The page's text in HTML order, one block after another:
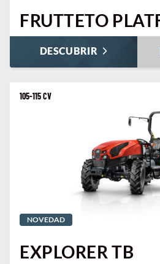
FRUTTETO
DESCUBRIR
105-115 CV
NOVEDAD
EXPLORER TB